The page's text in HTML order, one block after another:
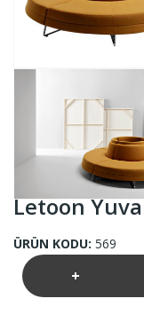
Letoon
ÜRÜN KODU: 569
+